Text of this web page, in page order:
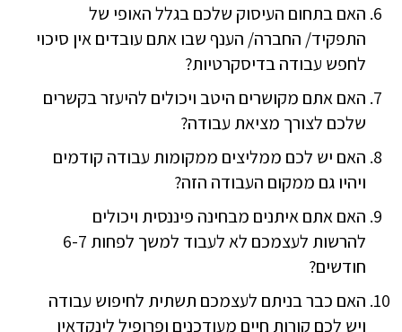
האם בתחום העיסוק שלכם בגלל האופי של
התפקיד/ החברה/ הענף שבו אתם עובדים אין סיכוי
לחפש עבודה בדיסקרטיות?
האם אתם מקושרים היטב ויכולים להיעזר בקשרים
שלכם לצורך מציאת עבודה?
האם יש לכם ממליצים ממקומות עבודה קודמים
ויהיו גם ממקום העבודה הזה?
האם אתם איתנים מבחינה פיננסית ויכולים
להרשות לעצמכם לא לעבוד למשך לפחות 6-7
חודשים?
האם כבר בניתם לעצמכם תשתית לחיפוש עבודה
ויש לכם קורות חיים מעודכנים ופרופיל לינקדאין